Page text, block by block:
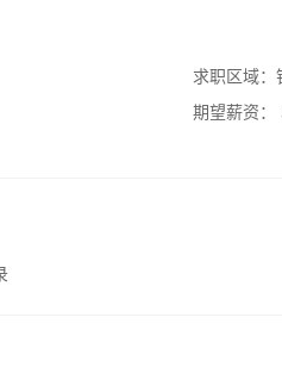
求职区域：
期望薪资：